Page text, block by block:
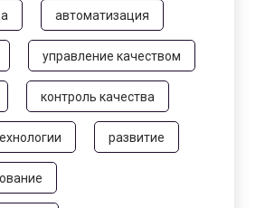
автоматизация
управление качеством
контроль качества
развитие